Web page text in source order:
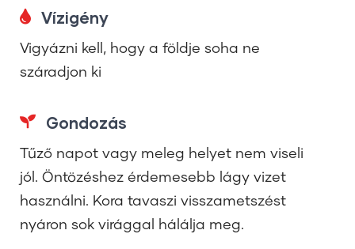
Vízigény
Vigyázni kell, hogy a földje soha ne
száradjon ki
Gondozás
Tűző napot vagy meleg helyet nem viseli
jól. Öntözéshez érdemesebb lágy vizet
használni. Kora tavaszi visszametszést
nyáron sok virággal hálálja meg.